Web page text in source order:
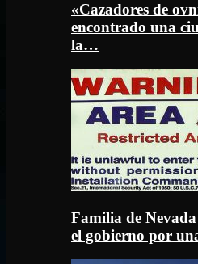
«Cazadores de
encontrado una
la…
Familia de
el gobierno por